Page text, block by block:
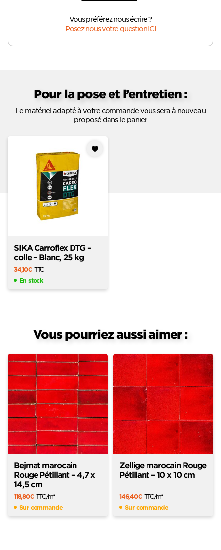
Vous préférez nous écrire ?
Posez nous votre question ICI
Pour la pose et l’entretien :
Le matériel adapté à votre commande vous sera à nouveau
proposé dans le panier
à mes
SIKA Carroflex DTG –
colle – Blanc, 25 kg
34,10€ TTC
En stock
Vous pourriez aussi aimer :
Bejmat marocain
Rouge Pétillant – 4,7 x
14,5 cm
118,80€ TTC/m2
Sur commande
Zellige marocain Rouge
Pétillant – 10 x 10 cm
146,40€ TTC/m2
Sur commande